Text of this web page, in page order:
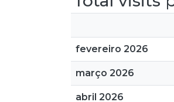
fevereiro 2026
março 2026
abril 2026